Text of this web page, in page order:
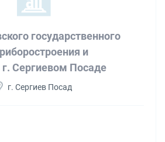
государственного
и
Сергиевом Посаде
г. Сергиев Посад